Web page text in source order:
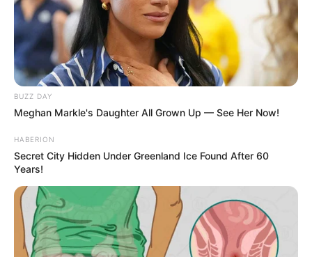
BUZZ DAY
Meghan Markle's Daughter All Grown Up — See Her Now!
HABERION
Secret City Hidden Under Greenland Ice Found After 60
Years!